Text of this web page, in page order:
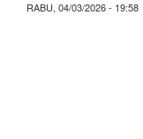
RABU, 04/03/2026 - 19:58